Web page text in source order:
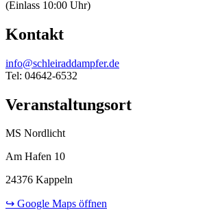
(Einlass 10:00 Uhr)
Kontakt
info@schleiraddampfer.de
Tel: 04642-6532
Veranstaltungsort
MS Nordlicht
Am Hafen 10
24376 Kappeln
↪ Google Maps öffnen